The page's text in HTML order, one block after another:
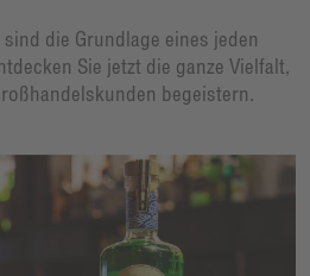
die Grundlage eines jeden
Sie jetzt die ganze Vielfalt,
begeistern.